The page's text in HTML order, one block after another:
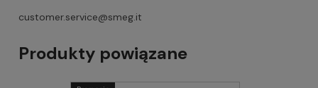
customer.service@smeg.it
Produkty powiązane